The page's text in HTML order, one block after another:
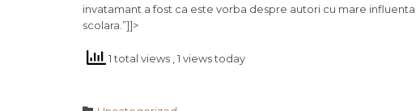
invatamant a fost ca este vorba despre autori cu mare
scolara.”]]>
1 total views , 1 views today